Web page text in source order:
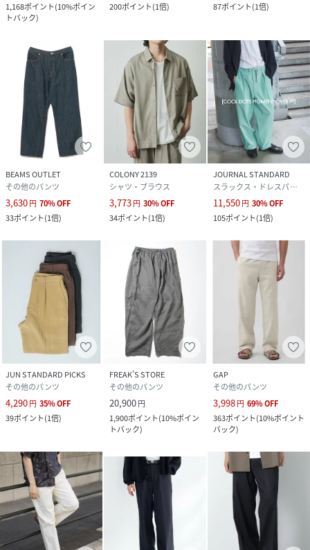
1,168ポイント(10%ポイン
トバック)
200ポイント(1倍)
87ポイント(1倍)
BEAMS OUTLET
その他のパンツ
3,630円 70%OFF
33ポイント(1倍)
COLONY 2139
シャツ・ブラウス
3,773円 30%OFF
34ポイント(1倍)
JOURNAL STANDARD
スラックス・ドレスパンツ
11,550円 30%OFF
105ポイント(1倍)
JUN STANDARD PICKS
その他のパンツ
4,290円 35%OFF
39ポイント(1倍)
FREAK’S STORE
その他のパンツ
20,900円
1,900ポイント(10%ポイン
トバック)
GAP
その他のパンツ
3,998円 69%OFF
363ポイント(10%ポイント
バック)